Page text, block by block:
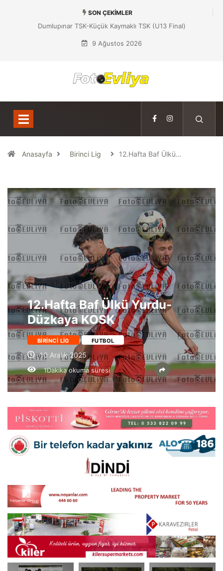
SON ÇEKIMLER
Dumlupınar TSK-Küçük Kaymaklı TSK (U13 Final)
9 Ağustos 2026
Anasayfa Birinci Lig 12.Hafta Baf Ülkü…
12.Hafta Baf Ülkü Yurdu-
Düzkaya KOSK
BIRINCI LIG FUTBOL
10 Aralık 2025
1Dakika okuma süresi